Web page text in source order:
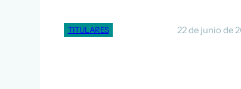
TITULARES 22 de junio de